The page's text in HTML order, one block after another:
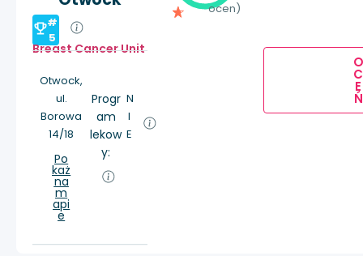
#
5
Breast Cancer Unit
Otwock,
ul.
Borowa
14/18
Po
każ
na
m
api
e
Progr
am
lekow
y:
N
I
E
ocen)
O
C
E
Ń